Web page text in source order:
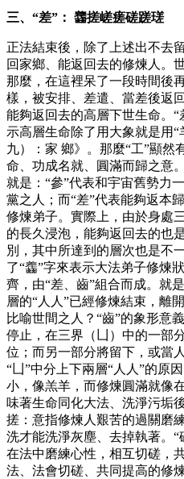
三、“差”： 齹搓嵯瘥磋蹉瑳
正法結束後，除了上述出不去
回家鄉、能返回去的修煉人。
那麼，在這裡呆了一段時間後
樣，被安排、差遣、當差後返
能夠返回去的高層下世生命。“
示高層生命除了用大象就是用
九）：家 鄉》。那麼“工”顯然
命、功成名就、圓滿而歸之意
就是：“參”代表和宇宙舊勢力
黨之人；而“差”代表能夠返本
修煉弟子。實際上，由於身處
的長久浸泡，能夠返回去的也
別，其中所達到的層次也是不
了“齹”字來表示大法弟子修煉
齊，由“差、齒”組合而成。就
層的“人人”已經修煉結束，離
比喻世間之人？“齒”的象形意
停止，在三界（凵）中的一部
位；而另一部分將留下，或當
“凵”中分上下兩層“人人”的原
小，像羔羊，而修煉圓滿就像
味著生命同化大法、洗淨污垢
搓：意指修煉人艱苦的過關磨
洗才能洗淨灰塵、去掉執著。“
在法中磨練心性，相互切磋，
法、法會切磋、共同提高的修